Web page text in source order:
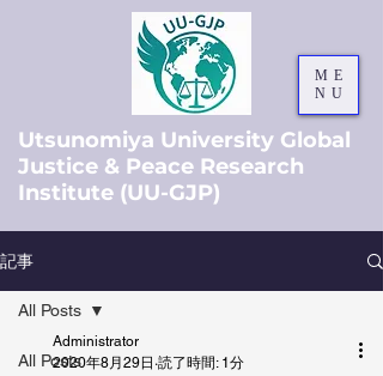
ME
NU
Utsunomiya University Global
Justice & Peace Research
Institute (UU-GJP)
記事
All Posts
All Posts
Administrator
2020年8月29日 読了時間: 1分